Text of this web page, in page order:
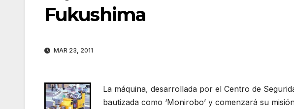
Fukushima
MAR 23, 2011
La máquina, desarrollada por el Centro de
bautizada como ‘Monirobo’ y comenzará su